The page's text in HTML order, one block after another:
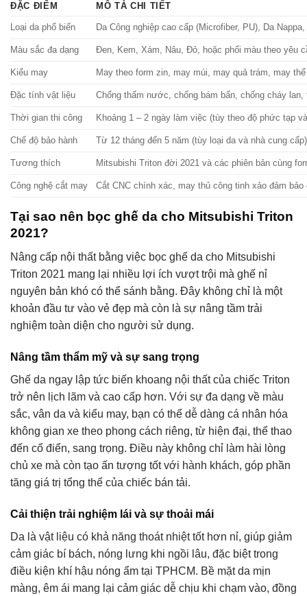
ĐẶC ĐIỂM MÔ TẢ CHI TIẾT
Loại da phổ biến Da Công nghiệp cao cấp (Microfiber, PU), Da
Màu sắc đa dạng Đen, Kem, Xám, Nâu, Đỏ, hoặc phối màu theo yêu
Kiểu may May theo form zin, may múi, may quả trám, may
Đặc tính vật liệu Chống thấm nước, chống bám bẩn, chống cháy
Thời gian thi công Khoảng 1 – 2 ngày làm việc (tùy theo độ phức tạp
Chế độ bảo hành Từ 12 tháng đến 5 năm (tùy loại da và nhà cung cấp)
Tương thích Mitsubishi Triton đời 2021 và các phiên bản cùng
Công nghệ cắt may Cắt CNC chính xác, may thủ công tinh xảo đảm
Tại sao nên bọc ghế da cho Mitsubishi Triton
2021?
Nâng cấp nội thất bằng việc bọc ghế da cho Mitsubishi
Triton 2021 mang lại nhiều lợi ích vượt trội mà ghế nỉ
nguyên bản khó có thể sánh bằng. Đây không chỉ là một
khoản đầu tư vào vẻ đẹp mà còn là sự nâng tầm trải
nghiệm toàn diện cho người sử dụng.
Nâng tầm thẩm mỹ và sự sang trọng
Ghế da ngay lập tức biến khoang nội thất của chiếc Triton
trở nên lịch lãm và cao cấp hơn. Với sự đa dạng về màu
sắc, vân da và kiểu may, bạn có thể dễ dàng cá nhân hóa
không gian xe theo phong cách riêng, từ hiện đại, thể thao
đến cổ điển, sang trọng. Điều này không chỉ làm hài lòng
chủ xe mà còn tạo ấn tượng tốt với hành khách, góp phần
tăng giá trị tổng thể của chiếc bán tải.
Cải thiện trải nghiệm lái và sự thoải mái
Da là vật liệu có khả năng thoát nhiệt tốt hơn nỉ, giúp giảm
cảm giác bí bách, nóng lưng khi ngồi lâu, đặc biệt trong
điều kiện khí hậu nóng ẩm tại TPHCM. Bề mặt da mịn
màng, êm ái mang lại cảm giác dễ chịu khi chạm vào, đồng